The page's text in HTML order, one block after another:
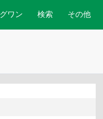
ワン 検索 その他